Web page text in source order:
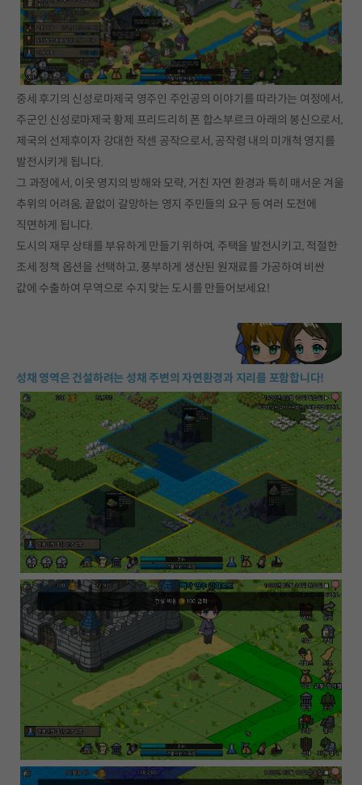
중세 후기의 신성로마제국 영주인 주인공의 이야기를 따라가는 여정에서,
주군인 신성로마제국 황제 프리드리히 폰 합스부르크 아래의 봉신으로서,
제국의 선제후이자 강대한 작센 공작으로서, 공작령 내의 미개척 영지를
발전시키게 됩니다.
그 과정에서, 이웃 영지의 방해와 모략, 거친 자연 환경과 특히 매서운 겨울
추위의 어려움, 끝없이 갈망하는 영지 주민들의 요구 등 여러 도전에
직면하게 됩니다.
도시의 재무 상태를 부유하게 만들기 위하여, 주택을 발전시키고, 적절한
조세 정책 옵션을 선택하고, 풍부하게 생산된 원재료를 가공하여 비싼
값에 수출하여 무역으로 수지 맞는 도시를 만들어보세요!
성채 영역은 건설하려는 성채 주변의 자연환경과 지리를 포함합니다!